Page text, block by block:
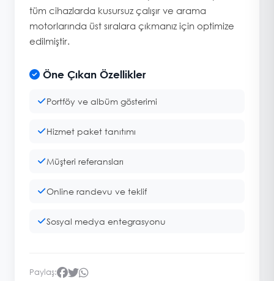
tüm cihazlarda kusursuz çalışır ve arama
motorlarında üst sıralara çıkmanız için optimize
edilmiştir.
Öne Çıkan Özellikler
Portföy ve albüm gösterimi
Hizmet paket tanıtımı
Müşteri referansları
Online randevu ve teklif
Sosyal medya entegrasyonu
Paylaş: